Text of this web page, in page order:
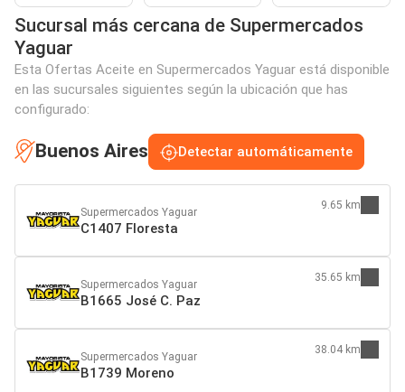
Sucursal más cercana de Supermercados
Yaguar
Esta Ofertas Aceite en Supermercados Yaguar está disponible
en las sucursales siguientes según la ubicación que has
configurado:
Buenos Aires Detectar automáticamente
Supermercados Yaguar
C1407 Floresta
9.65 km
Supermercados Yaguar
B1665 José C. Paz
35.65 km
Supermercados Yaguar
B1739 Moreno
38.04 km